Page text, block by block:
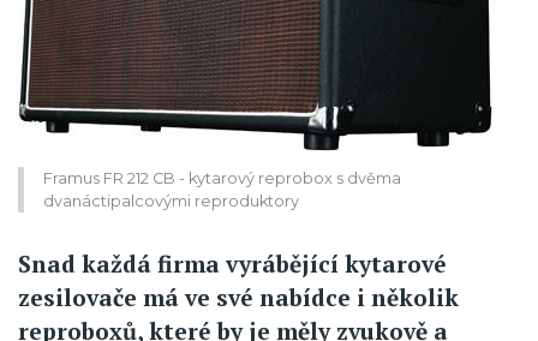
Framus FR 212 CB - kytarový reprobox s dvěma
dvanáctipalcovými reproduktory
Snad každá firma vyrábějící kytarové
zesilovače má ve své nabídce i několik
reproboxů, které by je měly zvukově a